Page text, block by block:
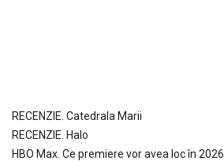
RECENZIE. Catedrala Marii
RECENZIE. Halo
HBO Max. Ce premiere vor avea loc în 2026